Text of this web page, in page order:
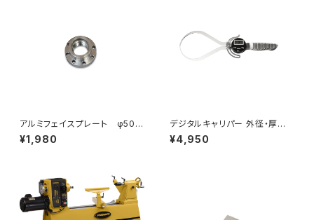
アルミフェイスプレート φ50m
m 1"×8tpi
¥1,980
デジタルキャリパー 外径・厚み
測定用
¥4,950